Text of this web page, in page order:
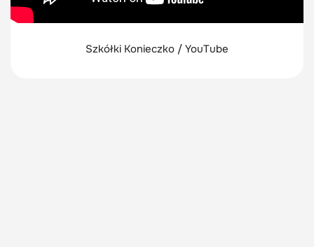
Szkółki Konieczko / YouTube